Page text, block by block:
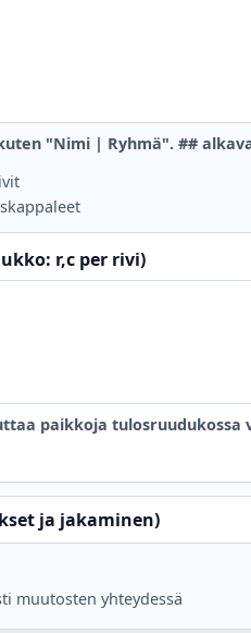
"Nimi | Ryhmä". ##
r,c per rivi)
paikkoja tulosruudukossa
ja jakaminen)
muutosten yhteydessä